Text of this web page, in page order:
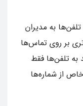
به مدیران
بر روی تماس‌ها
به تلفن‌ها فقط
از شماره‌ها